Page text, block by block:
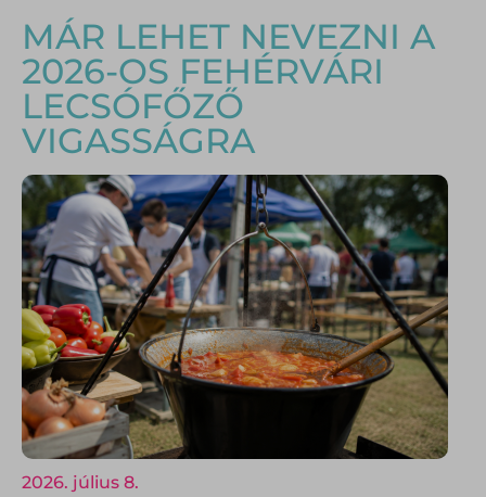
MÁR LEHET NEVEZNI A
2026-OS FEHÉRVÁRI
LECSÓFŐZŐ
VIGASSÁGRA
2026. július 8.